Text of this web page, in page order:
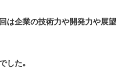
は企業の技術力や開発力や展望
した｡